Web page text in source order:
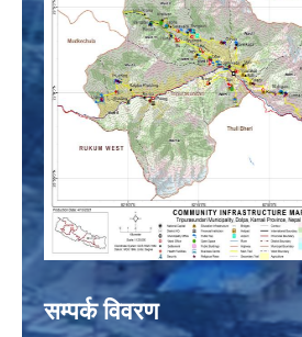
सम्पर्क विवरण